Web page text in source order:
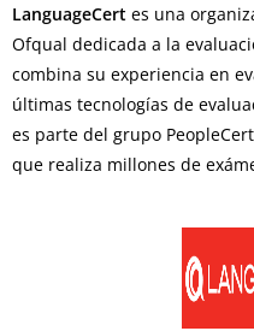
LanguageCert es una
Ofqual dedicada a la
combina su experiencia en
últimas tecnologías de
es parte del grupo
que realiza millones de